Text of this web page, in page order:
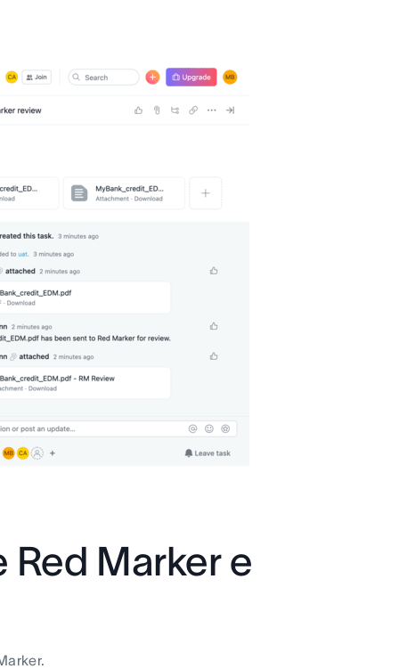
Red Marker e